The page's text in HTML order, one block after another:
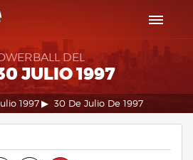
DEL
JULIO 1997
1997 30 De Julio De 1997